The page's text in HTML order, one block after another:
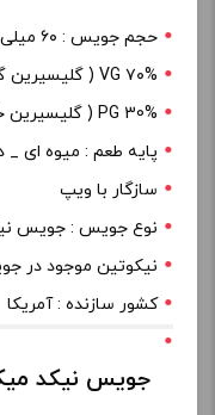
حجم جویس : ۶۰ میلی لیتر
۷۰% VG ( گلیسیرین گیاهی )
PG 30% ( گلیسیرین خوراکی )
پایه طعم : میوه ای
سازگار با ویپ
نوع جویس : جویس
نیکوتین موجود در جویس : ۰ و ۳ و ۶
کشور سازنده : آمریکا